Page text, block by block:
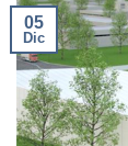
05
Dic